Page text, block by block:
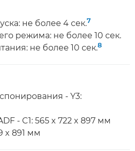
не более 4 сек.7
режима: не более 10 сек.
не более 10 сек.8
- Y3:
- C1: 565 x 722 x 897 мм
x 891 мм